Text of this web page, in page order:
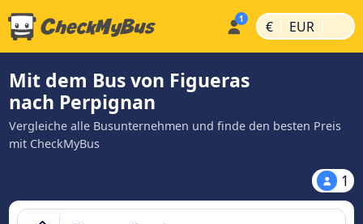
€ | EUR |
Mit dem Bus von Figueras
nach Perpignan
Vergleiche alle Busunternehmen und finde den besten Preis
mit CheckMyBus
1